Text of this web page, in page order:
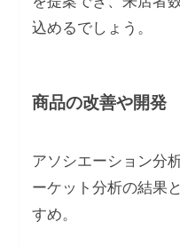
込めるでしょう。
商品の改善や開発
アソシエーション分
ーケット分析の結果
すめ。